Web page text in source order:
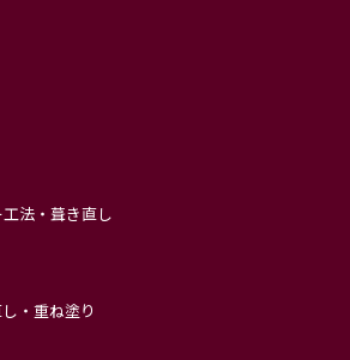
法・葺き直し
・重ね塗り